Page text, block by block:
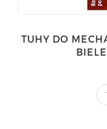
TUHY DO